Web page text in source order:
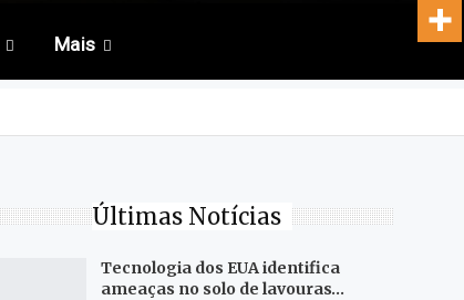
Mais
Últimas Notícias
Tecnologia dos EUA identifica
ameaças no solo de lavouras…